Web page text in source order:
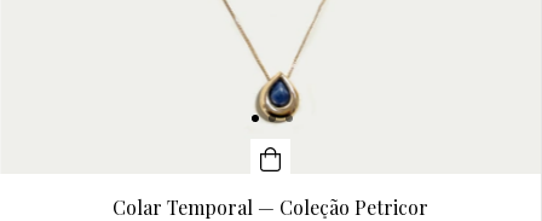
Colar Temporal — Coleção Petricor